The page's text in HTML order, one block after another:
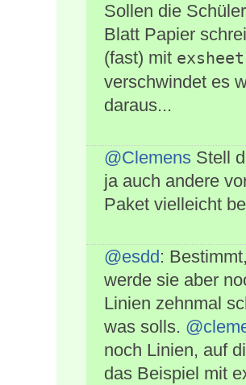
Sollen die
Blatt Papier
(fast) mit
verschwindet es
daraus...
@Clemens Stell
ja auch andere
Paket vielleicht
@esdd:
werde sie aber
Linien zehnmal
was solls.
noch Linien, auf
das Beispiel mit